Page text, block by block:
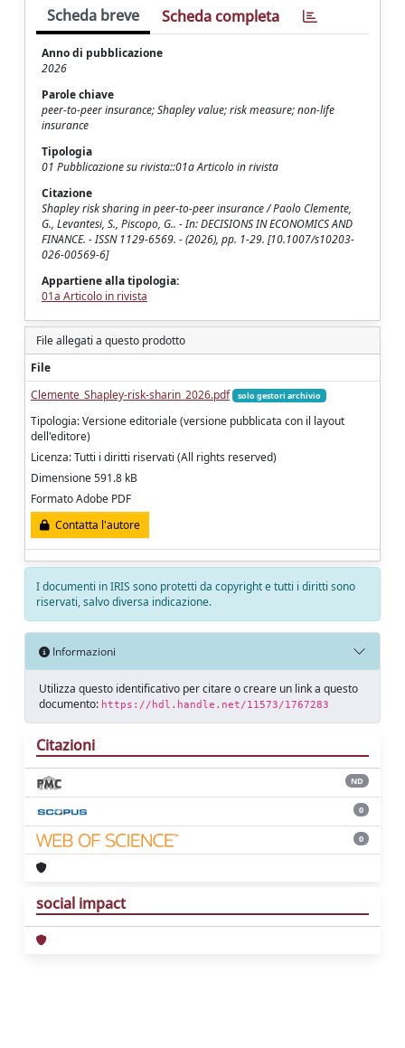
Scheda breve Scheda completa
Anno di pubblicazione
2026
Parole chiave
peer-to-peer insurance; Shapley value; risk measure; non-life
insurance
Tipologia
01 Pubblicazione su rivista::01a Articolo in rivista
Citazione
Shapley risk sharing in peer-to-peer insurance / Paolo Clemente,
G., Levantesi, S., Piscopo, G.. - In: DECISIONS IN ECONOMICS AND
FINANCE. - ISSN 1129-6569. - (2026), pp. 1-29. [10.1007/s10203-
026-00569-6]
Appartiene alla tipologia:
01a Articolo in rivista
File allegati a questo prodotto
File
Clemente_Shapley-risk-sharin_2026.pdf
solo gestori archivio
Tipologia: Versione editoriale (versione pubblicata con il layout
dell'editore)
Licenza: Tutti i diritti riservati (All rights reserved)
Dimensione 591.8 kB
Formato Adobe PDF
Contatta l'autore
I documenti in IRIS sono protetti da copyright e tutti i diritti sono
riservati, salvo diversa indicazione.
Informazioni
Utilizza questo identificativo per citare o creare un link a questo
documento: https://hdl.handle.net/11573/1767283
Citazioni
ND
0
0
social impact